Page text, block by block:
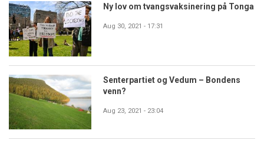
Ny lov om tvangsvaksinering på Tonga
Aug 30, 2021 - 17:31
Senterpartiet og Vedum – Bondens
venn?
Aug 23, 2021 - 23:04